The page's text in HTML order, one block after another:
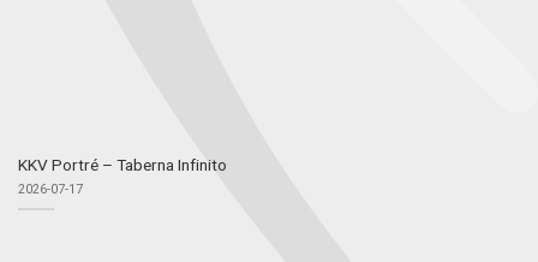
KKV Portré – Taberna Infinito
2026-07-17